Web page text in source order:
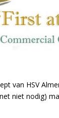
van HSV
niet nodig)